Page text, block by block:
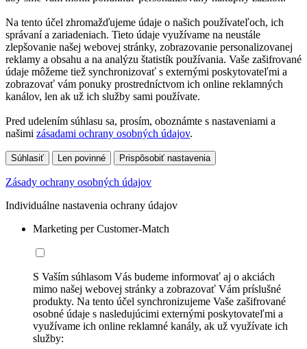
Na tento účel zhromažďujeme údaje o našich používateľoch, ich
správaní a zariadeniach. Tieto údaje využívame na neustále
zlepšovanie našej webovej stránky, zobrazovanie personalizovanej
reklamy a obsahu a na analýzu štatistík používania. Vaše zašifrované
údaje môžeme tiež synchronizovať s externými poskytovateľmi a
zobrazovať vám ponuky prostredníctvom ich online reklamných
kanálov, len ak už ich služby sami používate.
Pred udelením súhlasu sa, prosím, oboznámte s nastaveniami a
našimi zásadami ochrany osobných údajov.
Súhlasiť Len povinné Prispôsobiť nastavenia
Zásady ochrany osobných údajov
Individuálne nastavenia ochrany údajov
Marketing per Customer-Match
S Vaším súhlasom Vás budeme informovať aj o akciách
mimo našej webovej stránky a zobrazovať Vám príslušné
produkty. Na tento účel synchronizujeme Vaše zašifrované
osobné údaje s nasledujúcimi externými poskytovateľmi a
využívame ich online reklamné kanály, ak už využívate ich
služby: